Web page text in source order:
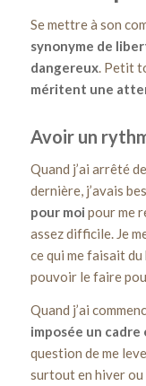
Se mettre à son
synonyme de
dangereux. Petit
méritent une
Avoir un
Quand j’ai arrêté
dernière, j’avais
pour moi pour me
assez difficile. Je
ce qui me faisait du
pouvoir le faire
Quand j’ai
imposée un
question de me
surtout en hiver ou